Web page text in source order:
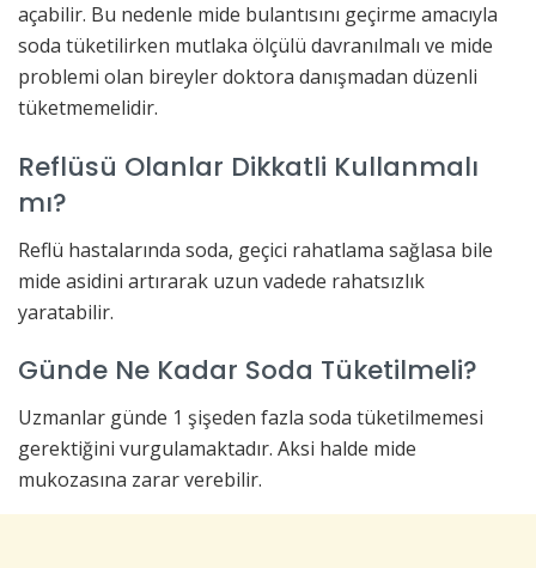
açabilir. Bu nedenle mide bulantısını geçirme amacıyla
soda tüketilirken mutlaka ölçülü davranılmalı ve mide
problemi olan bireyler doktora danışmadan düzenli
tüketmemelidir.
Reflüsü Olanlar Dikkatli Kullanmalı
mı?
Reflü hastalarında soda, geçici rahatlama sağlasa bile
mide asidini artırarak uzun vadede rahatsızlık
yaratabilir.
Günde Ne Kadar Soda Tüketilmeli?
Uzmanlar günde 1 şişeden fazla soda tüketilmemesi
gerektiğini vurgulamaktadır. Aksi halde mide
mukozasına zarar verebilir.